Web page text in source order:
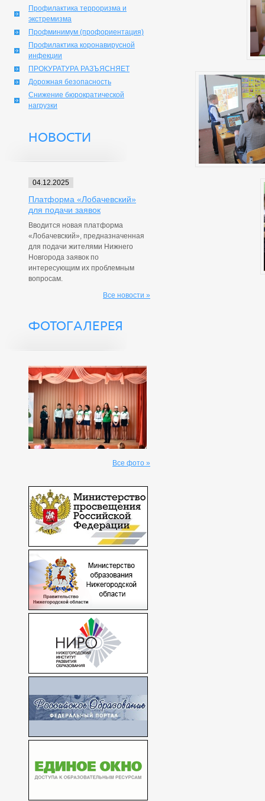
Профилактика терроризма и
экстремизма
Профминимум (профориентация)
Профилактика коронавирусной
инфекции
ПРОКУРАТУРА РАЗЪЯСНЯЕТ
Дорожная безопасность
Снижение бюрократической
нагрузки
НОВОСТИ
04.12.2025
Платформа «Лобачевский»
для подачи заявок
Вводится новая платформа
«Лобачевский», предназначенная
для подачи жителями Нижнего
Новгорода заявок по
интересующим их проблемным
вопросам.
Все новости »
ФОТОГАЛЕРЕЯ
Все фото »